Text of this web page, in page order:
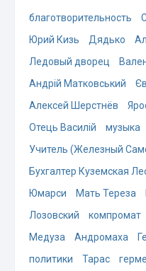
благотворительность
Юрий Кизь
Дядько
Ледовый дворец
Андрій Матковський
Алексей Шерстнёв
Отець Василій
музыка
Учитель (Железный
Бухгалтер Куземская
Юмарси
Мать Тереза
Лозовский
компромат
Медуза
Андромаха
политики
Тарас